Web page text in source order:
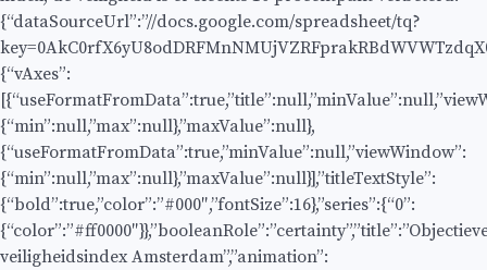
{“dataSourceUrl”:”//docs.google.com/spreadsheet/tq?
{“vAxes”:
{“min”:null,”max”:null},”maxValue”:null},
{“useFormatFromData”:true,”minValue”:null,”viewWindow”:
{“min”:null,”max”:null},”maxValue”:null}],”titleTextStyle”:
{“bold”:true,”color”:”#000″,”fontSize”:16},”series”:{“0”:
veiligheidsindex Amsterdam”,”animation”: